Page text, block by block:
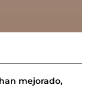
mejorado,